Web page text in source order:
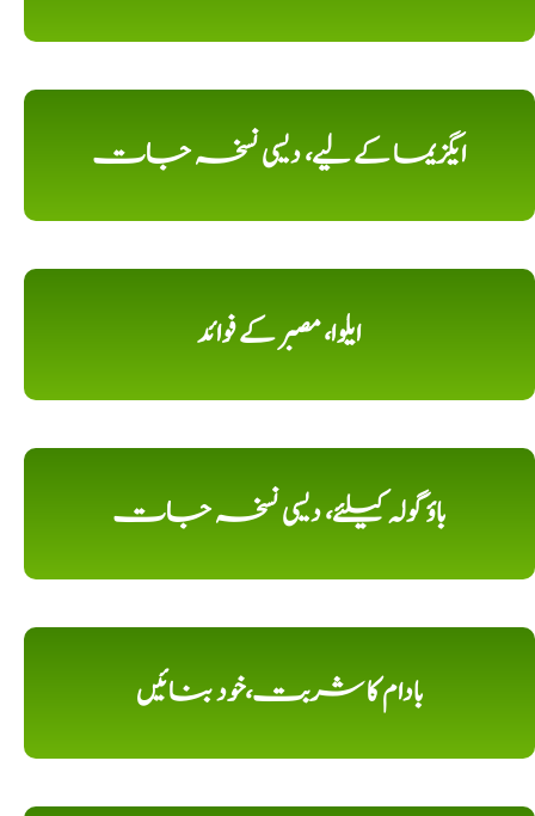
ایگزیما کے لیے، دیسی نسخہ جات
ایلوا، مصبر کے فوائد
باؤ گولہ کیلئے، دیسی نسخہ جات
بادام کا شربت،خود بنائیں